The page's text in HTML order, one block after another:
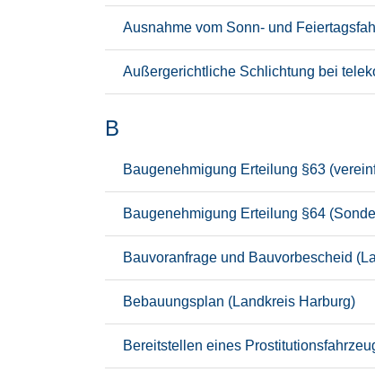
Ausnahme vom Sonn- und
Außergerichtliche Schlichtung bei
B
Baugenehmigung Erteilung §63
Baugenehmigung Erteilung §64
Bauvoranfrage und Bauvorbescheid
Bebauungsplan (Landkreis Harburg)
Bereitstellen eines